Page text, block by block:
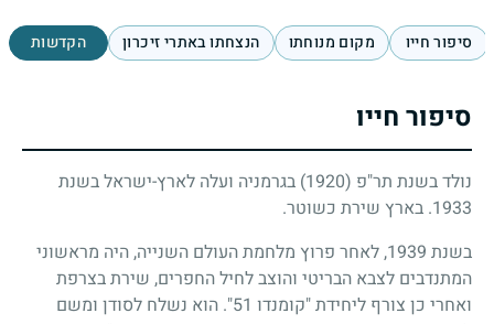
סיפור חייו מקום מנוחתו הנצחתו באתרי זיכרון הקדשות
סיפור חייו
נולד בשנת תר"פ (1920)
בגרמניה ועלה לארץ-ישראל בשנת
1933. בארץ שירת כשוטר.
בשנת 1939, לאחר פרוץ מלחמת העולם השנייה, היה מראשוני
המתנדבים לצבא הבריטי והוצב לחיל החפרים, שירת בצרפת
ואחרי כן צורף ליחידת "קומנדו 51". הוא נשלח לסודן ומשם